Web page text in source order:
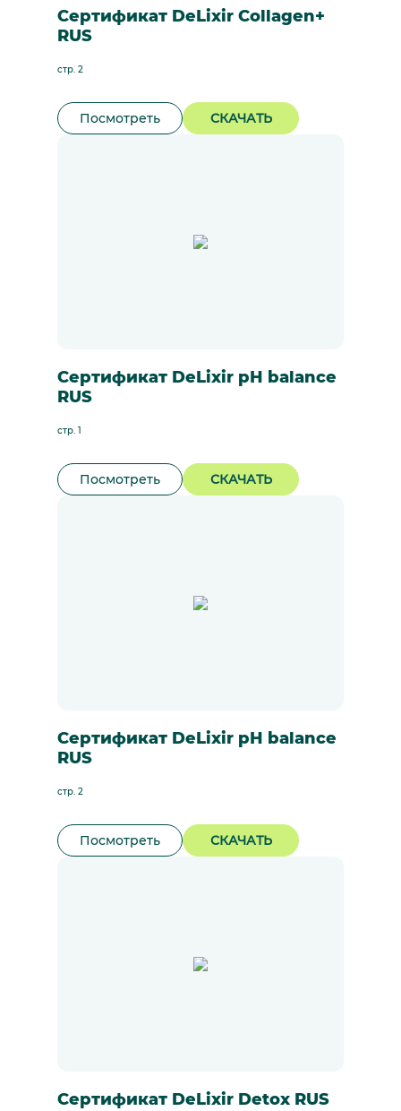
Сертификат DeLixir Collagen+
RUS
стр. 2
Посмотреть СКАЧАТЬ
Сертификат DeLixir pH balance
RUS
стр. 1
Посмотреть СКАЧАТЬ
Сертификат DeLixir pH balance
RUS
стр. 2
Посмотреть СКАЧАТЬ
Сертификат DeLixir Detox RUS